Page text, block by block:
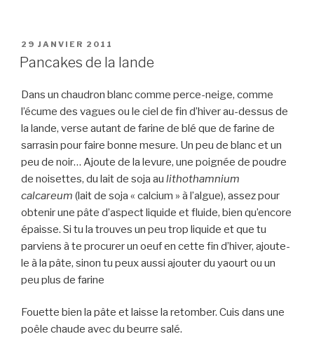
PUBLIÉ
LE
29 JANVIER 2011
Pancakes de la lande
Dans un chaudron blanc comme perce-neige, comme
l’écume des vagues ou le ciel de fin d’hiver au-dessus de
la lande, verse autant de farine de blé que de farine de
sarrasin pour faire bonne mesure. Un peu de blanc et un
peu de noir… Ajoute de la levure, une poignée de poudre
de noisettes, du lait de soja au lithothamnium
calcareum (lait de soja « calcium » à l’algue), assez pour
obtenir une pâte d’aspect liquide et fluide, bien qu’encore
épaisse. Si tu la trouves un peu trop liquide et que tu
parviens à te procurer un oeuf en cette fin d’hiver, ajoute-
le à la pâte, sinon tu peux aussi ajouter du yaourt ou un
peu plus de farine
Fouette bien la pâte et laisse la retomber. Cuis dans une
poêle chaude avec du beurre salé.